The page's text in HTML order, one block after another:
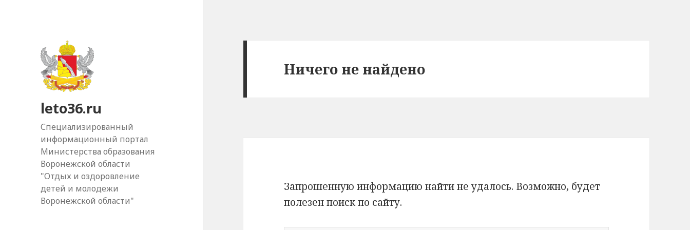
leto36.ru
Специализированный
информационный портал
Министерства образования
Воронежской области
"Отдых и оздоровление
детей и молодежи
Воронежской области"
Ничего не найдено
Запрошенную информацию найти не удалось. Возможно, будет
полезен поиск по сайту.